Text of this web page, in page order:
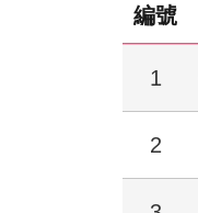
編號
1
2